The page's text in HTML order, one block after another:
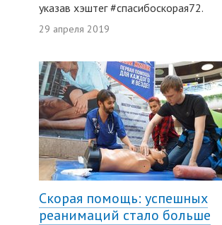
указав хэштег #спасибоскорая72.
29 апреля 2019
Скорая помощь: успешных
реанимаций стало больше